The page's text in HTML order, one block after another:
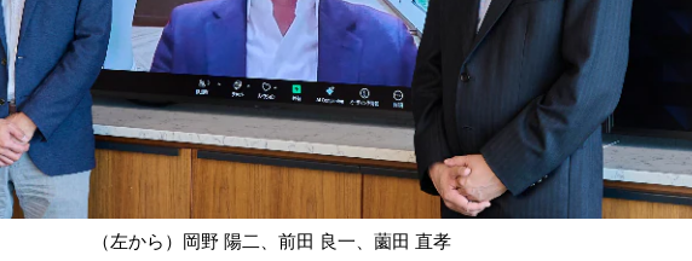
（左から）岡野 陽二、前田 良一、薗田 直孝